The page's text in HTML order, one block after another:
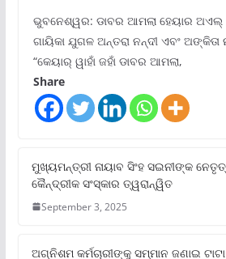
ଭୁବନେଶ୍ୱର: ଡାବର ଆମଲା ହେୟାର
ଗାୟିକା ଯୁଗଳ ଅନ୍ତରା ନନ୍ଦୀ ଏବଂ
“କେୟାର୍ ୱାହାଁ ଜହାଁ ଡାବର ଆମଲା,
Share
ମୁଖ୍ୟମନ୍ତ୍ରୀ ନାୟାବ ସିଂହ ସଇନୀଙ୍କ
କୈନ୍ଦ୍ରୀକ ସଂସ୍କାର ତ୍ୱରାନ୍ୱିତ
September 3, 2025
ଅଗ୍ନିଶମ କର୍ମଚାରୀଙ୍କୁ ସମ୍ମାନ ଜଣାଇ